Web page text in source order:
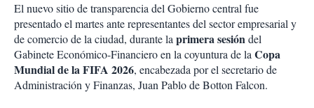
El nuevo sitio de transparencia del Gobierno central fue
presentado el martes ante representantes del sector empresarial y
de comercio de la ciudad, durante laprimera sesióndel
Gabinete Económico-Financiero en la coyuntura de laCopa
Mundial de la FIFA 2026, encabezada por el secretario de
Administración y Finanzas, Juan Pablo de Botton Falcon.